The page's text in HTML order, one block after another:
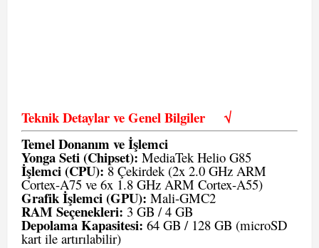
Teknik Detaylar ve Genel Bilgiler√
Temel Donanım ve İşlemci
Yonga Seti (Chipset): MediaTek Helio G85
İşlemci (CPU): 8 Çekirdek (2x 2.0 GHz ARM
Cortex-A75 ve 6x 1.8 GHz ARM Cortex-A55)
Grafik İşlemci (GPU): Mali-GMC2
RAM Seçenekleri: 3 GB / 4 GB
Depolama Kapasitesi: 64 GB / 128 GB (microSD
kart ile artırılabilir)